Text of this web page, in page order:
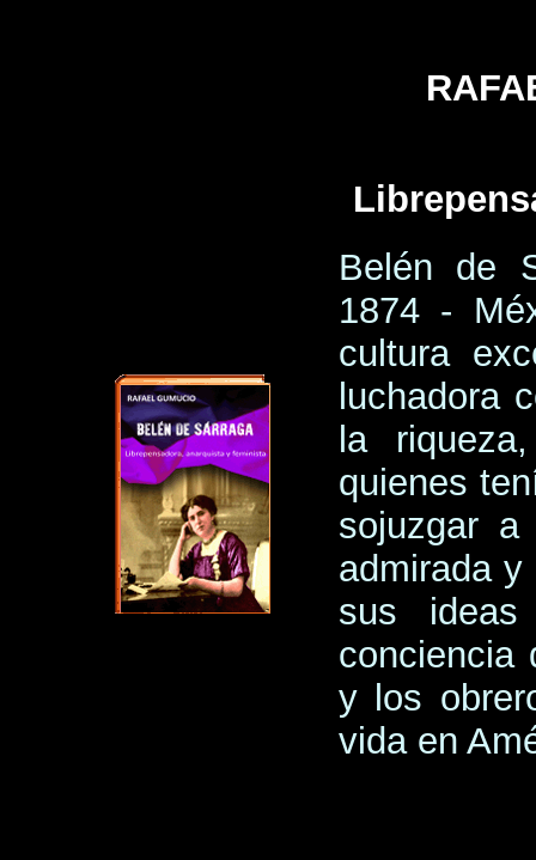
Belén de
1874 -
cultura
luchadora
la
quienes
sojuzgar
admirada y
sus
conciencia
y los
vida en